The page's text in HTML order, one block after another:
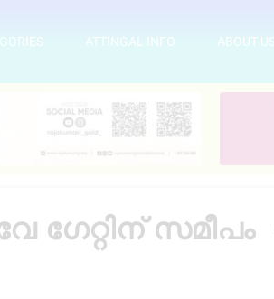
ATTINGAL INFO ABOUT US
സമീപം